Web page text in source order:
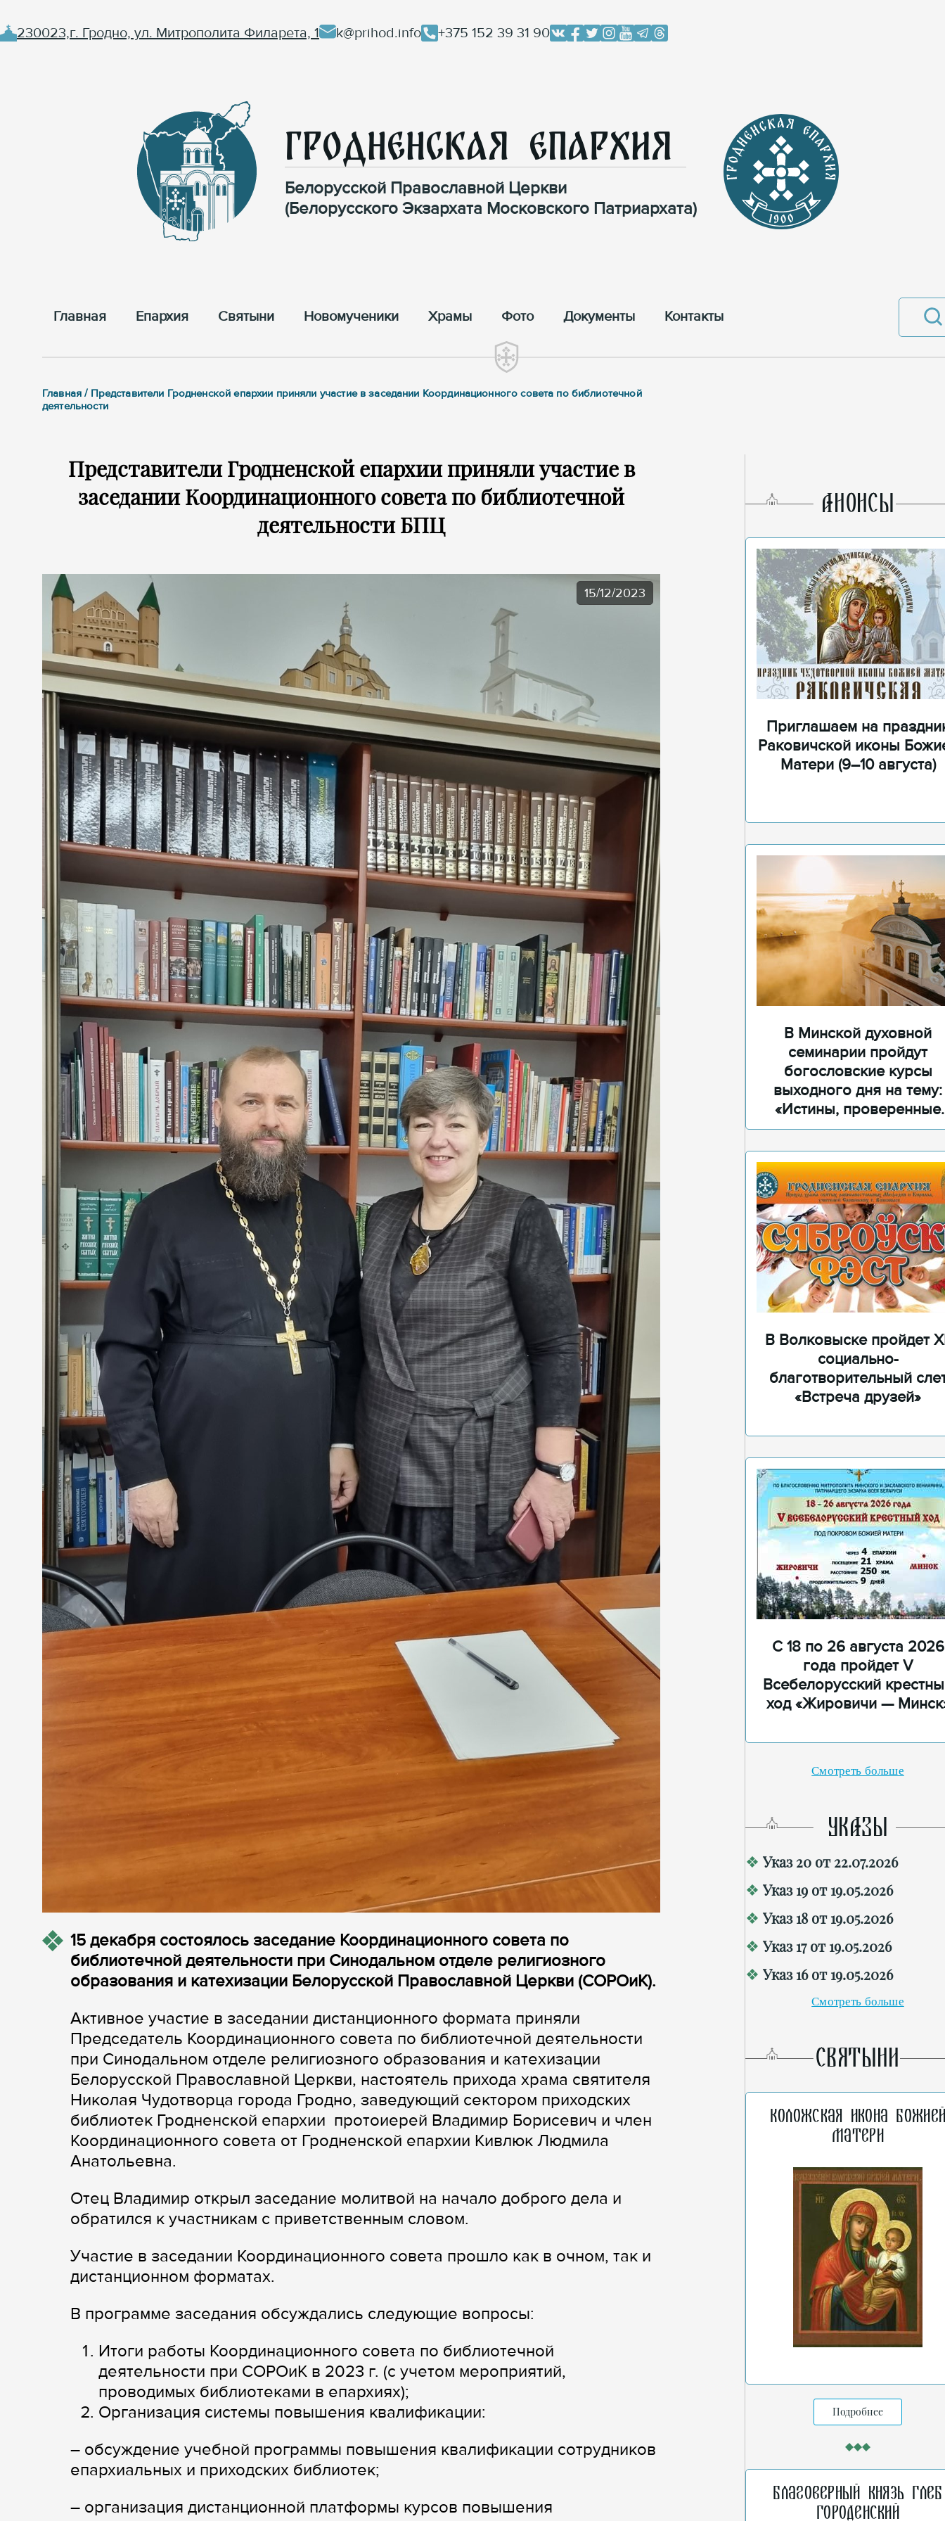
230023,г. Гродно, ул. Митрополита Филарета, 1 k@prihod.info +375 152 39 31 90
Гродненская Епархия
Белорусской Православной Церкви
(Белорусского Экзархата Московского Патриархата)
Главная Епархия Cвятыни Новомученики Храмы Фото Документы Контакты
Главная / Представители Гродненской епархии приняли участие в заседании Координационного совета по библиотечной
деятельности
Представители Гродненской епархии приняли участие в
заседании Координационного совета по библиотечной
деятельности БПЦ
15/12/2023
15 декабря состоялось заседание Координационного совета по
библиотечной деятельности при Синодальном отделе религиозного
образования и катехизации Белорусской Православной Церкви (СОРОиК).
Активное участие в заседании дистанционного формата приняли
Председатель Координационного совета по библиотечной деятельности
при Синодальном отделе религиозного образования и катехизации
Белорусской Православной Церкви, настоятель прихода храма святителя
Николая Чудотворца города Гродно, заведующий сектором приходских
библиотек Гродненской епархии протоиерей Владимир Борисевич и член
Координационного совета от Гродненской епархии Кивлюк Людмила
Анатольевна.
Отец Владимир открыл заседание молитвой на начало доброго дела и
обратился к участникам с приветственным словом.
Участие в заседании Координационного совета прошло как в очном, так и
дистанционном форматах.
В программе заседания обсуждались следующие вопросы:
Итоги работы Координационного совета по библиотечной
деятельности при СОРОиК в 2023 г. (с учетом мероприятий,
проводимых библиотеками в епархиях);
Организация системы повышения квалификации:
– обсуждение учебной программы повышения квалификации сотрудников
епархиальных и приходских библиотек;
– организация дистанционной платформы курсов повышения
AНОНСЫ
Приглашаем на
Раковичской иконы
Матери (9–10 августа)
В Минской духовной
семинарии пройдут
богословские курсы
выходного дня на тему:
«Истины, проверенные
временем»
В Волковыске пройдет
социально-
благотворительный
«Встреча друзей»
С 18 по 26 августа 2026
года пройдет V
Всебелорусский
ход «Жировичи —
Смотреть больше
УКАЗЫ
Указ 20 от 22.07.2026
Указ 19 от 19.05.2026
Указ 18 от 19.05.2026
Указ 17 от 19.05.2026
Указ 16 от 19.05.2026
Смотреть больше
СВЯТЫНИ
Коложская икона
Матери
Подробнее
Благоверный князь Глеб
Городенский